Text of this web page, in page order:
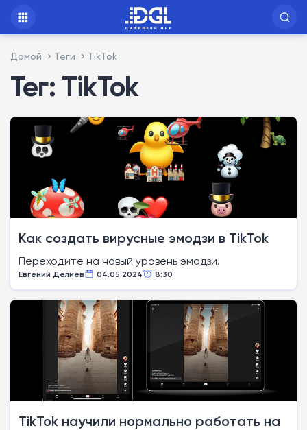
Домой Теги TikTok
Тег: TikTok
Как создать вирусные эмодзи в TikTok
Переходите на новый уровень эмодзи.
Евгений Делиев 04.05.2024 8:30
TikTok научили нормально работать на